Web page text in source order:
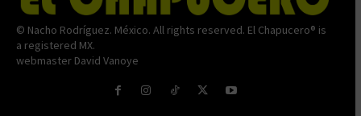
© Nacho Rodríguez. México. All rights reserved. El Chapucero® is
a registered MX.
webmaster David Vanoye